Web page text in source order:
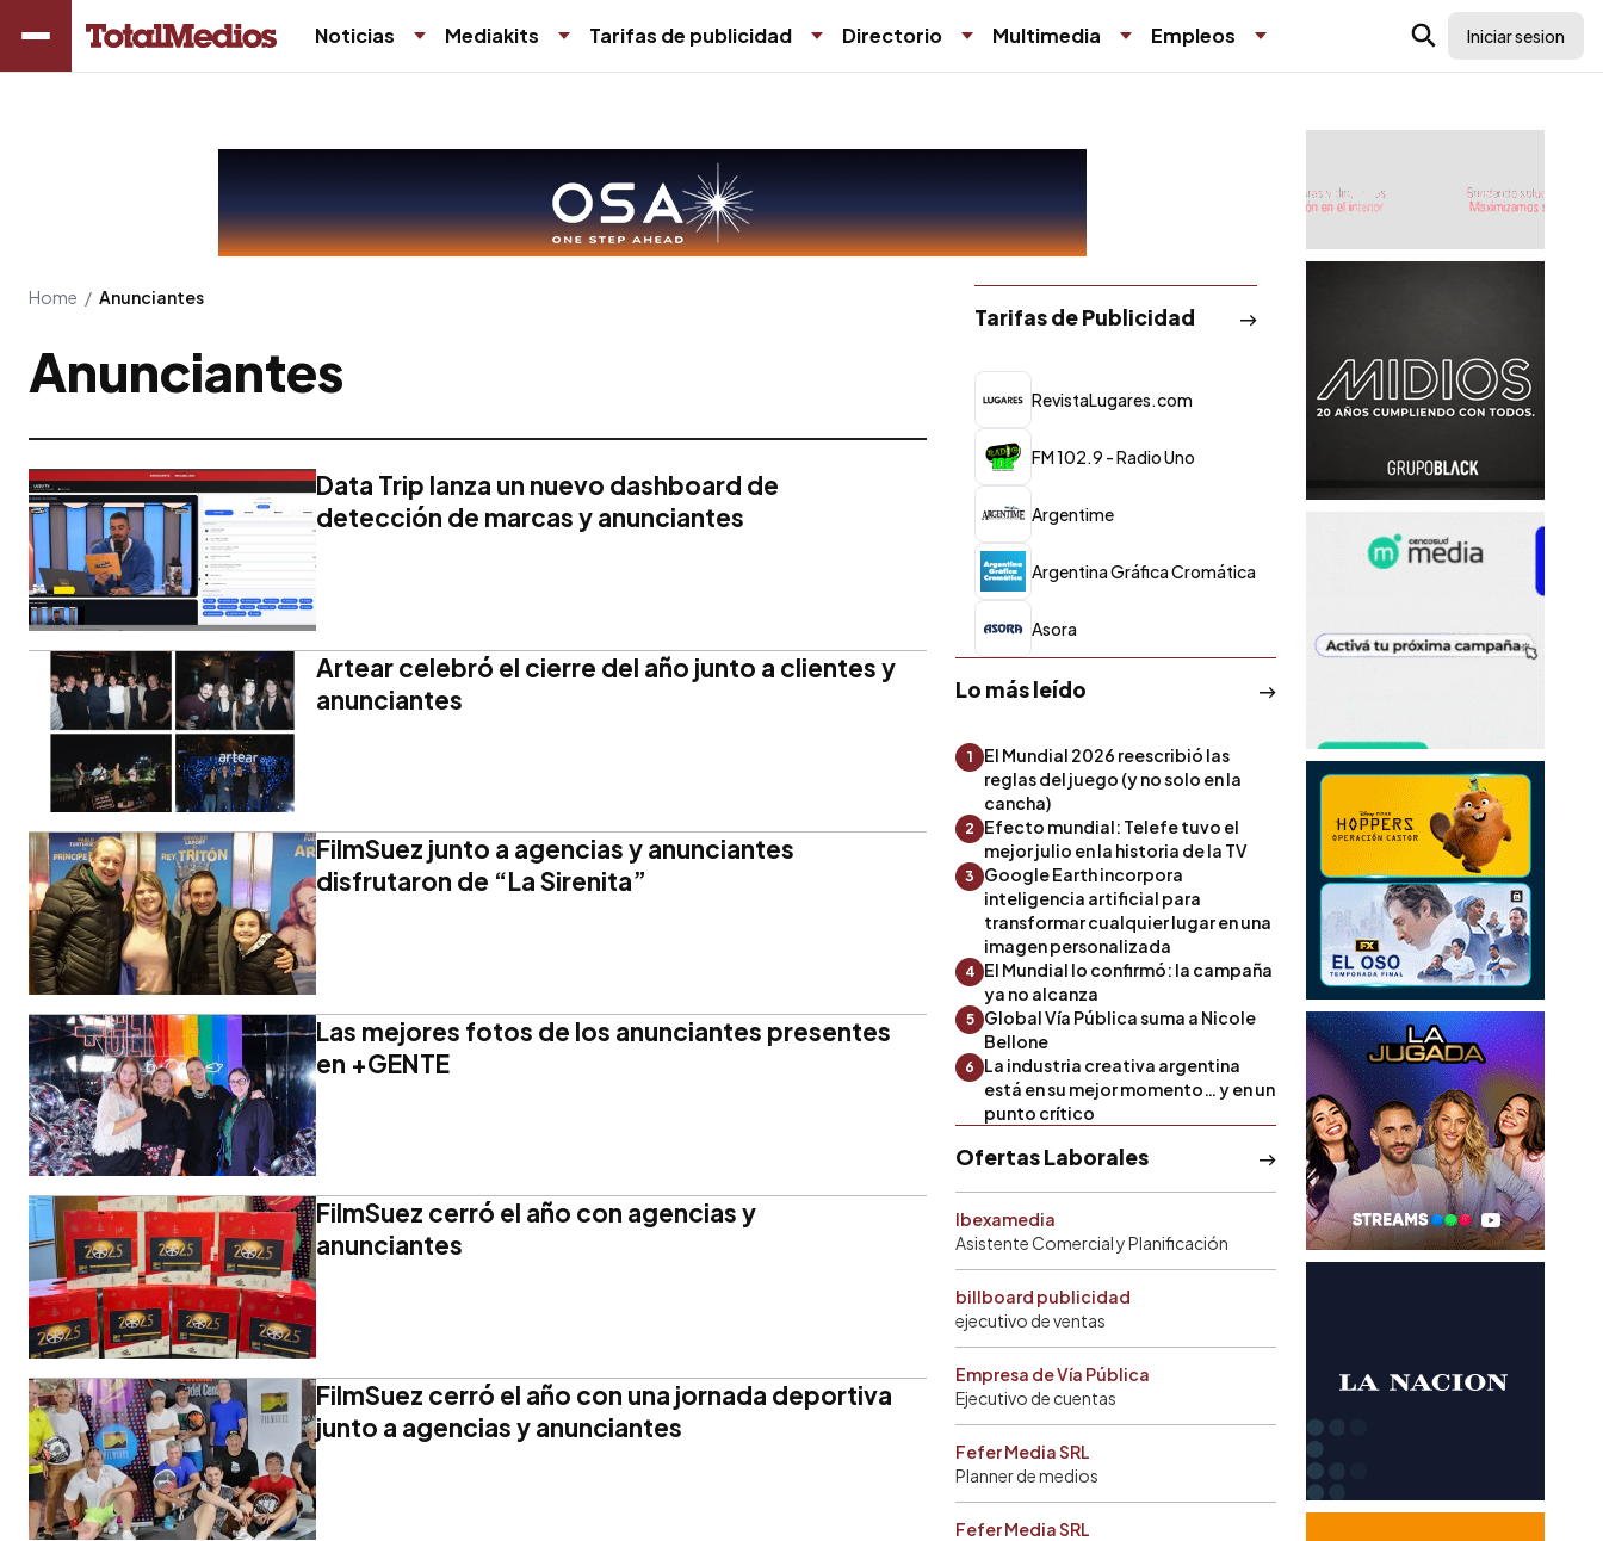
Noticias Mediakits Tarifas de publicidad Directorio Multimedia Empleos Iniciar sesion
Home / Anunciantes
Anunciantes
Data Trip lanza un nuevo dashboard de
detección de marcas y anunciantes
Artear celebró el cierre del año junto a clientes y
anunciantes
FilmSuez junto a agencias y anunciantes
disfrutaron de “La Sirenita”
Las mejores fotos de los anunciantes presentes
en +GENTE
FilmSuez cerró el año con agencias y
anunciantes
FilmSuez cerró el año con una jornada deportiva
junto a agencias y anunciantes
Tarifas de Publicidad
RevistaLugares.com
FM 102.9 - Radio Uno
Argentime
Argentina Gráfica Cromática
Asora
Lo más leído
1
El Mundial 2026 reescribió las
reglas del juego (y no solo en la
cancha)
2
Efecto mundial: Telefe tuvo el
mejor julio en la historia de la TV
3
Google Earth incorpora
inteligencia artificial para
transformar cualquier lugar en una
imagen personalizada
4 El Mundial lo confirmó: la campaña
ya no alcanza
5
Global Vía Pública suma a Nicole
Bellone
6
La industria creativa argentina
está en su mejor momento… y en un
punto crítico
Ofertas Laborales
Ibexamedia
Asistente Comercial y Planificación
billboard publicidad
ejecutivo de ventas
Empresa de Vía Pública
Ejecutivo de cuentas
Fefer Media SRL
Planner de medios
Fefer Media SRL